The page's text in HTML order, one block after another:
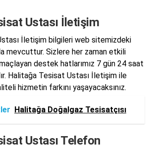
Ustası İletişim
İletişim bilgileri web sitemizdeki
mevcuttur. Sizlere her zaman etkili
destek hatlarımız 7 gün 24 saat
Halitağa Tesisat Ustası İletişim ile
hizmetin farkını yaşayacaksınız.
Halitağa Doğalgaz Tesisatçısı
Ustası Telefon